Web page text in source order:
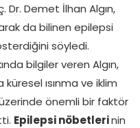
Dr. Demet İlhan Algın,
da bilinen epilepsi
söyledi.
bilgiler veren Algın,
ısınma ve iklim
önemli bir faktör
Epilepsi nöbetlerinin